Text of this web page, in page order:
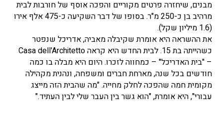
מבנים, שיחזרה פרטים מקוריים והפכה אוסף של חורבות לבית
מרהיב בן כ-250 מ"ר. בסופו של דבר השקיעה כ-475 אלף אירו
(1.6 מיליון שקל).
את ההשראה היא אומרת שקיבלה מאביה, אדריכל שנפטר
כשהייתה בת 15. לבית החדש היא קראה Casa dell'Architetto
– "בית האדריכל" – כמחווה לזכרו. היום היא מבלה בו כמה
חודשים בכל שנה, מארחת חברים ומשפחה, ונהנית מקהילה
מקומית חמה שהפכה לחלק מחייה. "מה שהבית הזה מייצג
עבורי", היא אומרת, "הוא גשר בין העבר שלי לבין העתיד."